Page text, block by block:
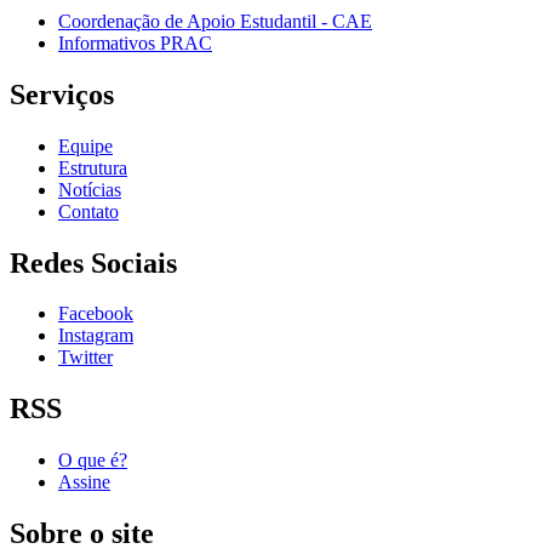
Coordenação de Apoio Estudantil - CAE
Informativos PRAC
Serviços
Equipe
Estrutura
Notícias
Contato
Redes Sociais
Facebook
Instagram
Twitter
RSS
O que é?
Assine
Sobre o site